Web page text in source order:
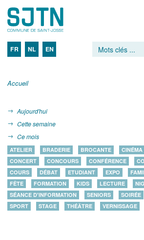
FR NL EN
Accueil
Aujourd'hui
Cette semaine
Ce mois
ATELIER BRADERIE BROCANTE CINÉMA
CONCERT
CONCOURS CONFÉRENCE
COURS
DÉBAT ETUDIANT EXPO
FÊTE
FORMATION KIDS LECTURE
SÉANCE D'INFORMATION
SENIORS SOIRÉE
SPORT
STAGE THÉÂTRE VERNISSAGE